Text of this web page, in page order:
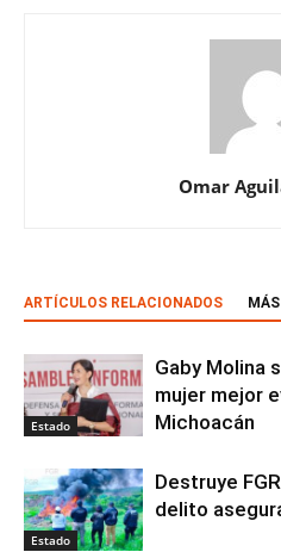
Omar
ARTÍCULOS RELACIONADOS
Estado
Gaby Molina
mujer mejor
Michoacán
Estado
Destruye
delito